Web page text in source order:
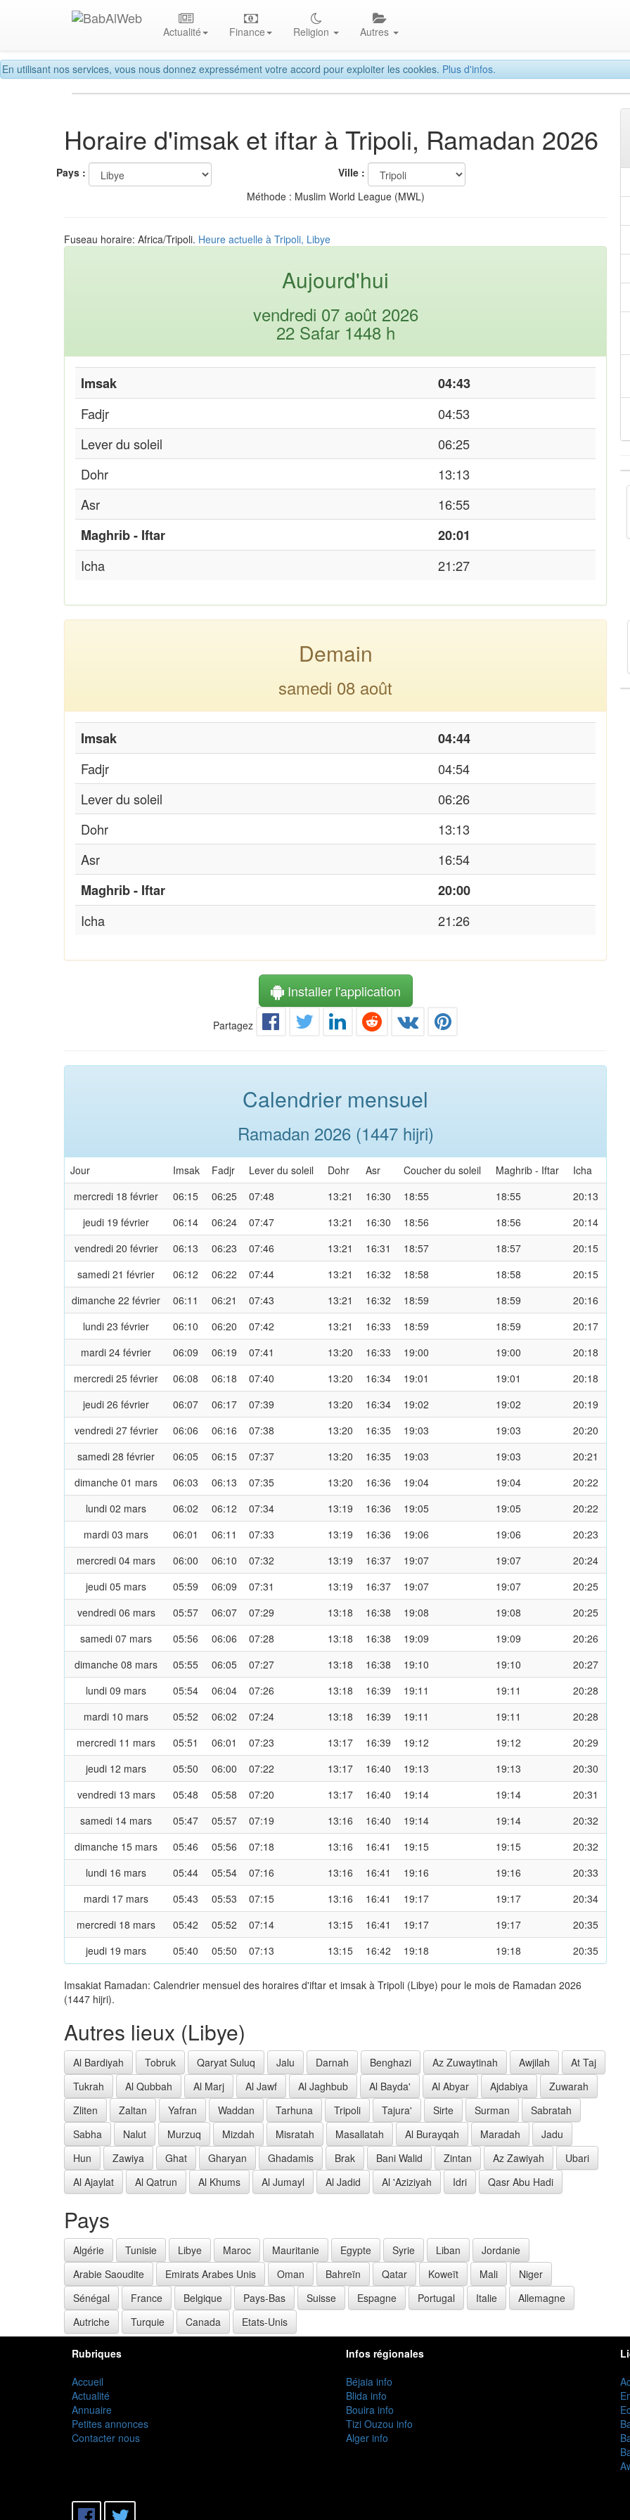
En utilisant nos services, vous nous donnez expressément votre accord pour exploiter les cookies. Plus d'infos.
Actualité Finance Religion Autres
Horaire d'imsak et iftar à Tripoli, Ramadan 2026
Pays :
Ville :
Méthode : Muslim World League (MWL)
Fuseau horaire: Africa/Tripoli. Heure actuelle à Tripoli, Libye
Aujourd'hui
vendredi 07 août 2026
22 Safar 1448 h
Imsak
04:43
Fadjr
04:53
Lever du soleil
06:25
Dohr
13:13
Asr
16:55
Maghrib - Iftar
20:01
Icha
21:27
Demain
samedi 08 août
Imsak
04:44
Fadjr
04:54
Lever du soleil
06:26
Dohr
13:13
Asr
16:54
Maghrib - Iftar
20:00
Icha
21:26
Installer l'application
Partagez
Calendrier mensuel
Ramadan 2026 (1447 hijri)
Jour Imsak Fadjr Lever du soleil Dohr Asr Coucher du soleil Maghrib - Iftar
Icha
mercredi 18 février
06:15 06:25 07:48 13:21 16:30 18:55 18:55
20:13
jeudi 19 février
06:14 06:24 07:47 13:21 16:30 18:56 18:56
20:14
vendredi 20 février
06:13 06:23 07:46 13:21 16:31 18:57 18:57
20:15
samedi 21 février
06:12 06:22 07:44 13:21 16:32 18:58 18:58
20:15
dimanche 22 février
06:11 06:21 07:43 13:21 16:32 18:59 18:59
20:16
lundi 23 février
06:10 06:20 07:42 13:21 16:33 18:59 18:59
20:17
mardi 24 février
06:09 06:19 07:41 13:20 16:33 19:00 19:00
20:18
mercredi 25 février
06:08 06:18 07:40 13:20 16:34 19:01 19:01
20:18
jeudi 26 février
06:07 06:17 07:39 13:20 16:34 19:02 19:02
20:19
vendredi 27 février
06:06 06:16 07:38 13:20 16:35 19:03 19:03
20:20
samedi 28 février
06:05 06:15 07:37 13:20 16:35 19:03 19:03
20:21
dimanche 01 mars
06:03 06:13 07:35 13:20 16:36 19:04 19:04
20:22
lundi 02 mars
06:02 06:12 07:34 13:19 16:36 19:05 19:05
20:22
mardi 03 mars
06:01 06:11 07:33 13:19 16:36 19:06 19:06
20:23
mercredi 04 mars
06:00 06:10 07:32 13:19 16:37 19:07 19:07
20:24
jeudi 05 mars
05:59 06:09 07:31 13:19 16:37 19:07 19:07
20:25
vendredi 06 mars
05:57 06:07 07:29 13:18 16:38 19:08 19:08
20:25
samedi 07 mars
05:56 06:06 07:28 13:18 16:38 19:09 19:09
20:26
dimanche 08 mars
05:55 06:05 07:27 13:18 16:38 19:10 19:10
20:27
lundi 09 mars
05:54 06:04 07:26 13:18 16:39 19:11 19:11
20:28
mardi 10 mars
05:52 06:02 07:24 13:18 16:39 19:11 19:11
20:28
mercredi 11 mars
05:51 06:01 07:23 13:17 16:39 19:12 19:12
20:29
jeudi 12 mars
05:50 06:00 07:22 13:17 16:40 19:13 19:13
20:30
vendredi 13 mars
05:48 05:58 07:20 13:17 16:40 19:14 19:14
20:31
samedi 14 mars
05:47 05:57 07:19 13:16 16:40 19:14 19:14
20:32
dimanche 15 mars
05:46 05:56 07:18 13:16 16:41 19:15 19:15
20:32
lundi 16 mars
05:44 05:54 07:16 13:16 16:41 19:16 19:16
20:33
mardi 17 mars
05:43 05:53 07:15 13:16 16:41 19:17 19:17
20:34
mercredi 18 mars
05:42 05:52 07:14 13:15 16:41 19:17 19:17
20:35
jeudi 19 mars
05:40 05:50 07:13 13:15 16:42 19:18 19:18 20:35
Imsakiat Ramadan: Calendrier mensuel des horaires d'iftar et imsak à Tripoli (Libye) pour le mois de Ramadan 2026
(1447 hijri).
Autres lieux (Libye)
Al Bardiyah Tobruk Qaryat Suluq Jalu Darnah Benghazi Az Zuwaytinah Awjilah
At Taj
Tukrah
Al Qubbah Al Marj Al Jawf Al Jaghbub Al Bayda' Al Abyar Ajdabiya
Zuwarah
Zliten
Zaltan Yafran Waddan Tarhuna Tripoli Tajura' Sirte Surman
Sabratah
Sabha
Nalut Murzuq Mizdah Misratah Masallatah Al Burayqah Maradah
Jadu
Hun
Zawiya Ghat Gharyan Ghadamis Brak Bani Walid Zintan Az Zawiyah
Ubari
Al Ajaylat
Al Qatrun Al Khums Al Jumayl Al Jadid Al 'Aziziyah Idri Qasr Abu Hadi
Pays
Algérie Tunisie Libye Maroc Mauritanie Egypte Syrie Liban
Jordanie
Arabie Saoudite
Emirats Arabes Unis Oman Bahreïn Qatar Koweït Mali
Niger
Sénégal
France Belgique Pays-Bas Suisse Espagne Portugal Italie
Allemagne
Autriche
Turquie Canada Etats-Unis
Rubriques
Accueil
Actualité
Annuaire
Petites annonces
Contacter nous
Infos régionales
Béjaia info
Blida info
Bouira info
Tizi Ouzou info
Alger info